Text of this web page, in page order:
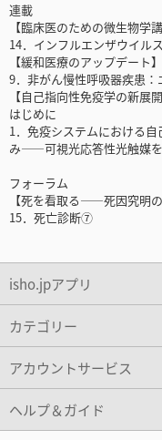
連載
【臨床医のための微生物学講
14．インフルエンザウイルス
【緩和医療のアップデート】
9．非がん慢性呼吸器疾患
【自己指向性免疫学の新
はじめに
1．免疫システムにおける
み――可視光応答性光触媒
フォーラム
【死を看取る――死因究明の
15．死亡診断⑦
isho.jpアプリ
カテゴリー
アカウントサービス
ヘルプ＆ガイド